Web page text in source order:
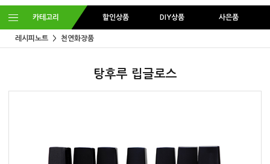
카테고리 할인상품 DIY상품 사은품
레시피노트 천연화장품
탕후루 립글로스